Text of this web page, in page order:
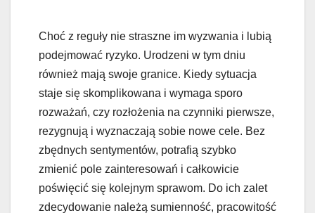
Choć z reguły nie straszne im wyzwania i lubią
podejmować ryzyko. Urodzeni w tym dniu
również mają swoje granice. Kiedy sytuacja
staje się skomplikowana i wymaga sporo
rozważań, czy rozłożenia na czynniki pierwsze,
rezygnują i wyznaczają sobie nowe cele. Bez
zbędnych sentymentów, potrafią szybko
zmienić pole zainteresowań i całkowicie
poświęcić się kolejnym sprawom. Do ich zalet
zdecydowanie należą sumienność, pracowitość